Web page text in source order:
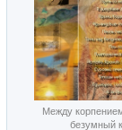
Между
безумный